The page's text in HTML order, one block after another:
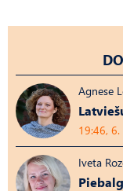
Agnese
19:46,
Iveta